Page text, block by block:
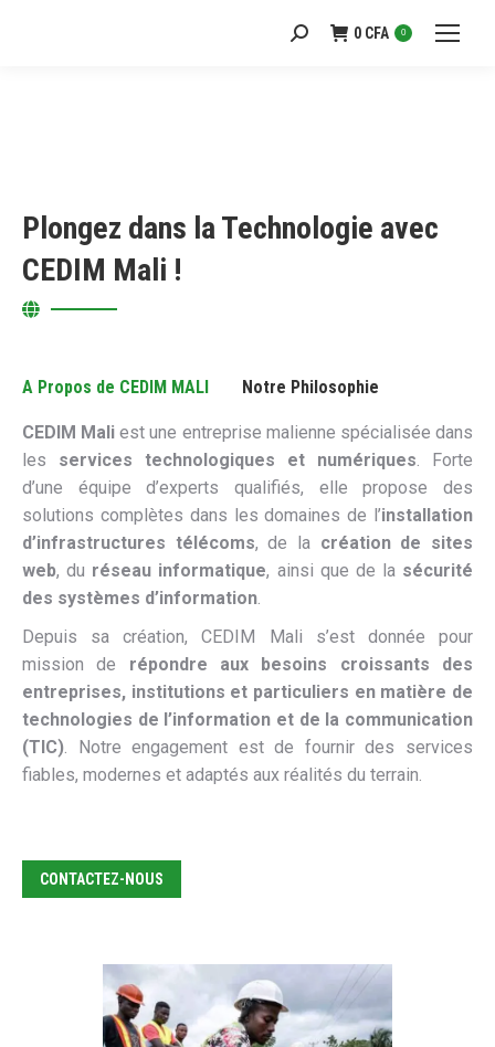
Recherche
0 CFA 0
Plongez dans la Technologie avec
CEDIM Mali !
A Propos de CEDIM MALI Notre Philosophie
CEDIM Mali est une entreprise malienne spécialisée dans
les services technologiques et numériques. Forte
d’une équipe d’experts qualifiés, elle propose des
solutions complètes dans les domaines de l’installation
d’infrastructures télécoms, de la création de sites
web, du réseau informatique, ainsi que de la sécurité
des systèmes d’information.
Depuis sa création, CEDIM Mali s’est donnée pour
mission de répondre aux besoins croissants des
entreprises, institutions et particuliers en matière de
technologies de l’information et de la communication
(TIC). Notre engagement est de fournir des services
fiables, modernes et adaptés aux réalités du terrain.
CONTACTEZ-NOUS